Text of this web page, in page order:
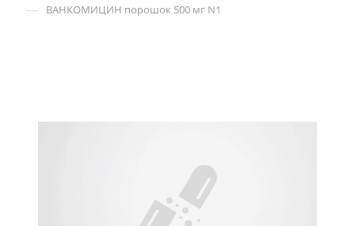
— ВАНКОМИЦИН порошок 500 мг N1